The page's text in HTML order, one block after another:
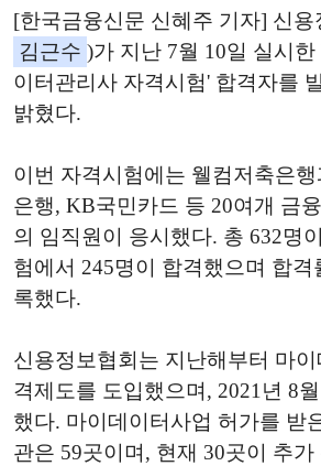
[한국금융신문 신혜주 기자] 신
김근수 )가 지난 7월 10일 실시한
이터관리사 자격시험' 합격자를
밝혔다.
이번 자격시험에는 웰컴저축은
은행, KB국민카드 등 20여개 금
의 임직원이 응시했다. 총 632명
험에서 245명이 합격했으며 합격
록했다.
신용정보협회는 지난해부터 마
격제도를 도입했으며, 2021년 8
했다. 마이데이터사업 허가를 받
관은 59곳이며, 현재 30곳이 추가